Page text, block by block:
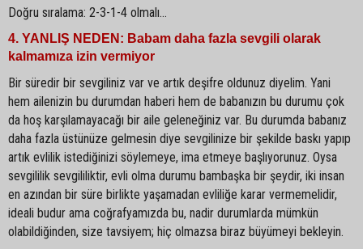
Doğru sıralama: 2-3-1-4 olmalı...
4. YANLIŞ NEDEN: Babam daha fazla sevgili olarak
kalmamıza izin vermiyor
Bir süredir bir sevgiliniz var ve artık deşifre oldunuz diyelim. Yani
hem ailenizin bu durumdan haberi hem de babanızın bu durumu çok
da hoş karşılamayacağı bir aile geleneğiniz var. Bu durumda babanız
daha fazla üstünüze gelmesin diye sevgilinize bir şekilde baskı yapıp
artık evlilik istediğinizi söylemeye, ima etmeye başlıyorunuz. Oysa
sevgililik sevgililiktir, evli olma durumu bambaşka bir şeydir, iki insan
en azından bir süre birlikte yaşamadan evliliğe karar vermemelidir,
ideali budur ama coğrafyamızda bu, nadir durumlarda mümkün
olabildiğinden, size tavsiyem; hiç olmazsa biraz büyümeyi bekleyin.